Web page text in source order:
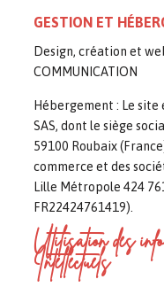
GESTION ET
Design, création et
COMMUNICATION
Hébergement : Le
SAS, dont le siège
59100 Roubaix
commerce et des
Lille Métropole 424
FR22424761419).
Utilisation des
Intellectuels